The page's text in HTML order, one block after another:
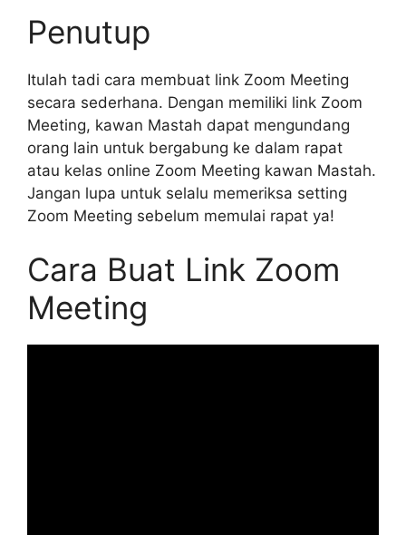
Penutup
Itulah tadi cara membuat link Zoom Meeting
secara sederhana. Dengan memiliki link Zoom
Meeting, kawan Mastah dapat mengundang
orang lain untuk bergabung ke dalam rapat
atau kelas online Zoom Meeting kawan Mastah.
Jangan lupa untuk selalu memeriksa setting
Zoom Meeting sebelum memulai rapat ya!
Cara Buat Link Zoom
Meeting